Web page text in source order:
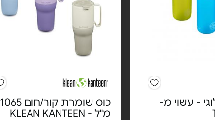
- עשוי מ-
כוס שומרת קור/חום 1065
מ"ל - KLEAN KANTEEN